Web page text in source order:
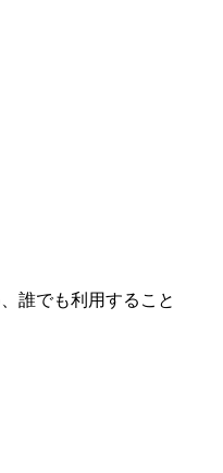
誰でも利用すること